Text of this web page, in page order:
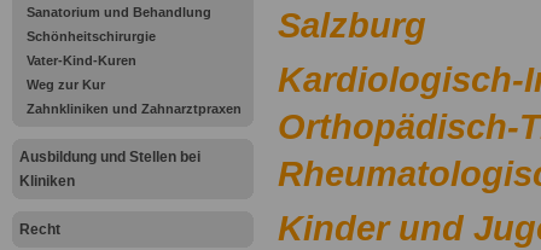
Sanatorium und Behandlung
Schönheitschirurgie
Vater-Kind-Kuren
Weg zur Kur
Zahnkliniken und Zahnarztpraxen
Ausbildung und Stellen bei
Kliniken
Recht
Salzburg
Kardiologisch-
Orthopädisch-
Kinder und